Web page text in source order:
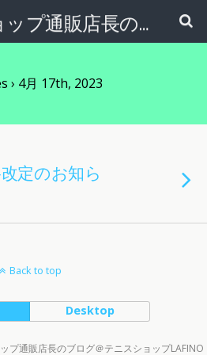
テニスショップ通販店長のブログ＠テニスショップLAFINO 西山克久
› 4月 17th, 2023
改定のお知ら
Back to top
Desktop
通販店長のブログ＠テニスショップLAFINO